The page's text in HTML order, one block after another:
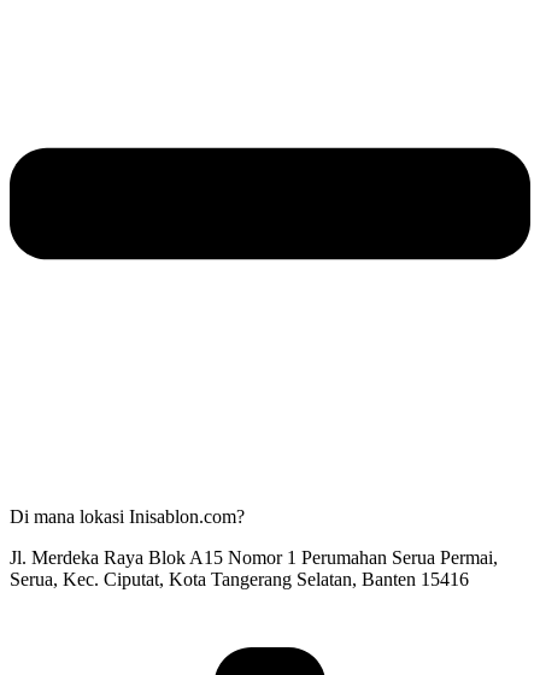
Di mana lokasi Inisablon.com?
Jl. Merdeka Raya Blok A15 Nomor 1 Perumahan Serua Permai,
Serua, Kec. Ciputat, Kota Tangerang Selatan, Banten 15416